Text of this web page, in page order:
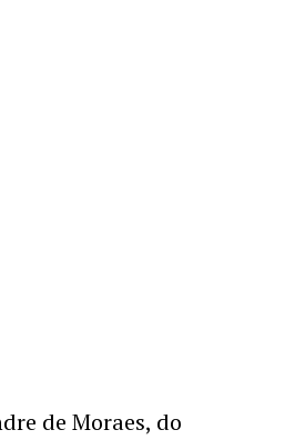
de Moraes, do